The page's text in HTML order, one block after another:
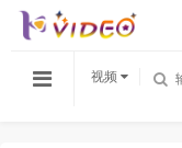
视频